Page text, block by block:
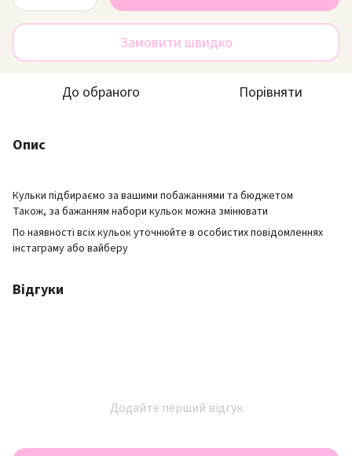
Замовити швидко
До обраного Порівняти
Опис
Кульки підбираємо за вашими побажаннями та бюджетом
Також, за бажанням набори кульок можна змінювати
По наявності всіх кульок уточнюйте в особистих повідомленнях
інстаграму або вайберу
Відгуки
Додайте перший відгук